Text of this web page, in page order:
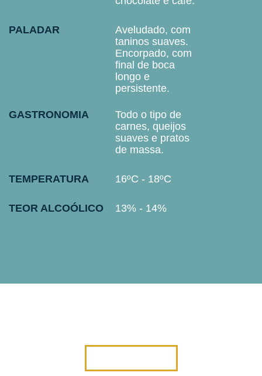
PALADAR
Aveludado, com
taninos suaves.
Encorpado, com
final de boca
longo e
persistente.
GASTRONOMIA
Todo o tipo de
carnes, queijos
suaves e pratos
de massa.
TEMPERATURA 16ºC - 18ºC
TEOR ALCOÓLICO 13% - 14%